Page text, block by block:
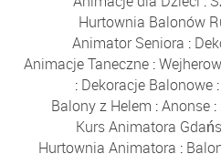
Hurtownia Balonów
Animator Seniora :
Animacje Taneczne :
: Dekoracje Balonowe :
Balony z Helem :Anonse :
Kurs Animatora
Hurtownia Animatora :